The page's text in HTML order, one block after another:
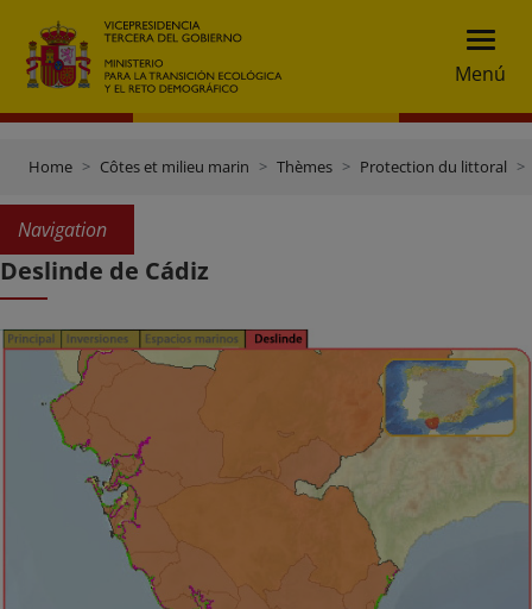
Menú
Home Côtes et milieu marin Thèmes Protection du littoral
Navigation
Deslinde de Cádiz